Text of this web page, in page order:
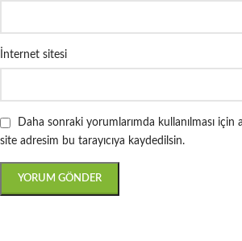
İnternet sitesi
Daha sonraki yorumlarımda kullanılması için
site adresim bu tarayıcıya kaydedilsin.